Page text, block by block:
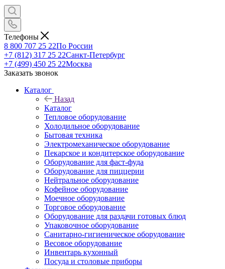
Телефоны
8 800 707 25 22По России
+7 (812) 317 25 22Санкт-Петербург
+7 (499) 450 25 22Москва
Заказать звонок
Каталог
Назад
Каталог
Тепловое оборудование
Холодильное оборудование
Бытовая техника
Электромеханическое оборудование
Пекарское и кондитерское оборудование
Оборудование для фаст-фуда
Оборудование для пиццерии
Нейтральное оборудование
Кофейное оборудование
Моечное оборудование
Торговое оборудование
Оборудование для раздачи готовых блюд
Упаковочное оборудование
Санитарно-гигиеническое оборудование
Весовое оборудование
Инвентарь кухонный
Посуда и столовые приборы